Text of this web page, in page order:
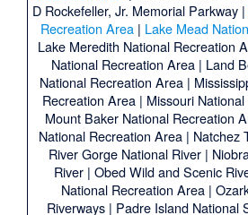
D Rockefeller, Jr. Memorial Parkway|
Recreation Area| Lake Mead
Lake Meredith National Recreation
National Recreation Area| Land
National Recreation Area|
Recreation Area | Missouri
Mount Baker National Recreation
National Recreation Area| Natchez
River Gorge National River |
River| Obed Wild and Scenic
National Recreation Area|
Riverways| Padre Island National